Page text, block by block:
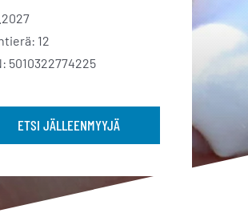
12
5010322774225
ETSI JÄLLEENMYYJÄ